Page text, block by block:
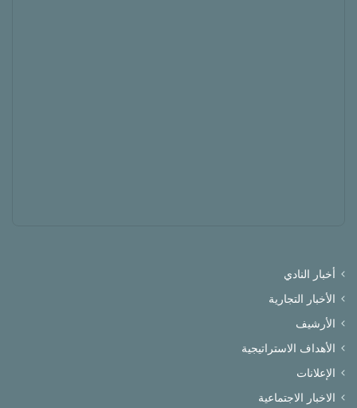
أخبار النادي
الأخبار التجارية
الأرشيف
الأهداف الاستراتيجية
الإعلانات
الاخبار الاجتماعية